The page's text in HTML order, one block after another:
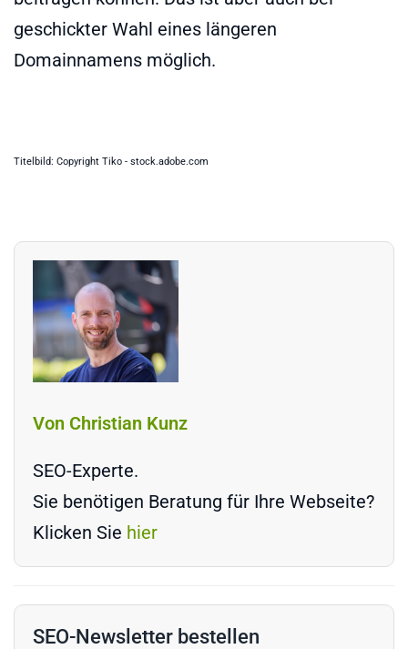
geschickter Wahl eines längeren
Domainnamens möglich.
Titelbild: Copyright Tiko - stock.adobe.com
Von Christian Kunz
SEO-Experte.
Sie benötigen Beratung für Ihre Webseite?
Klicken Sie hier
SEO-Newsletter bestellen